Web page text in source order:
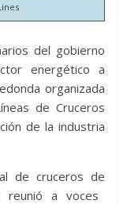
del gobierno
energético a
organizada
de Cruceros
de la industria
de cruceros de
reunió a voces